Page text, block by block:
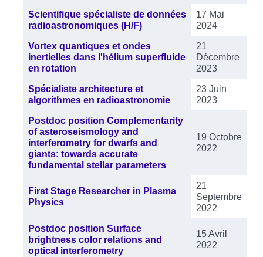
Scientifique spécialiste de données
radioastronomiques (H/F)
17 Mai
2024
Vortex quantiques et ondes
inertielles dans l'hélium superfluide
en rotation
21
Décembre
2023
Spécialiste architecture et
algorithmes en radioastronomie
23 Juin
2023
Postdoc position Complementarity
of asteroseismology and
interferometry for dwarfs and
giants: towards accurate
fundamental stellar parameters
19 Octobre
2022
First Stage Researcher in Plasma
Physics
21
Septembre
2022
Postdoc position Surface
brightness color relations and
optical interferometry
15 Avril
2022